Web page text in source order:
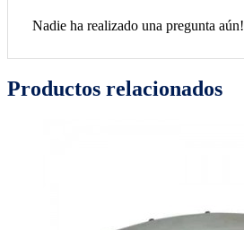
Nadie ha realizado una pregunta aún!
Productos relacionados